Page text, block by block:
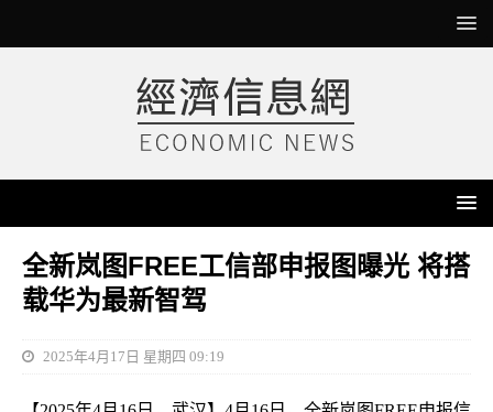
全新岚图FREE工信部申报图曝光 将搭
载华为最新智驾
2025年4月17日 星期四 09:19